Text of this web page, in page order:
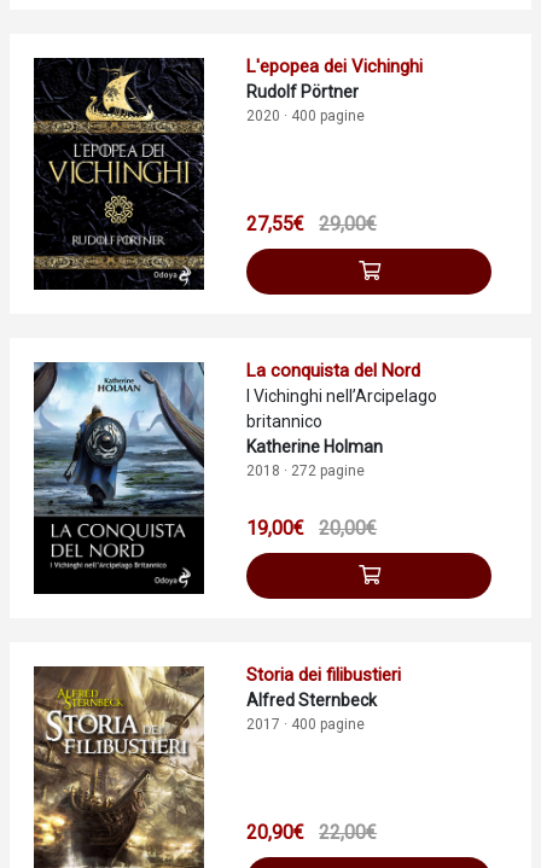
L'epopea dei Vichinghi
Rudolf Pörtner
2020 · 400 pagine
27,55€ 29,00€
La conquista del Nord
I Vichinghi nell’Arcipelago
britannico
Katherine Holman
2018 · 272 pagine
19,00€ 20,00€
Storia dei filibustieri
Alfred Sternbeck
2017 · 400 pagine
20,90€ 22,00€